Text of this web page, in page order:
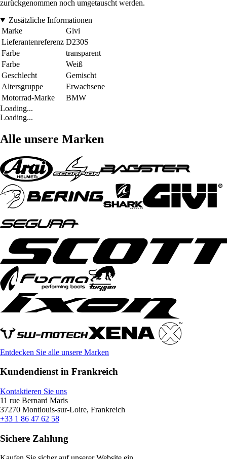
zurückgenommen noch umgetauscht werden.
Zusätzliche Informationen
Marke
Givi
Lieferantenreferenz D230S
Farbe
transparent
Farbe
Weiß
Geschlecht
Gemischt
Altersgruppe
Erwachsene
Motorrad-Marke
BMW
Loading...
Loading...
Alle unsere Marken
Entdecken Sie alle unsere Marken
Kundendienst in Frankreich
Kontaktieren Sie uns
11 rue Bernard Maris
37270 Montlouis-sur-Loire, Frankreich
+33 1 86 47 62 58
Sichere Zahlung